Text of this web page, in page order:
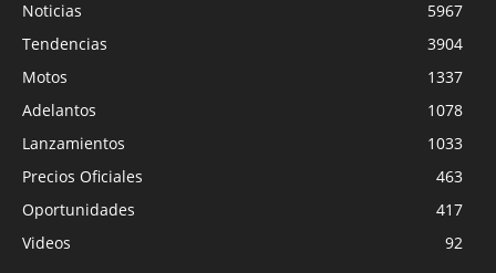
Noticias
5967
Tendencias
3904
Motos
1337
Adelantos
1078
Lanzamientos
1033
Precios Oficiales
463
Oportunidades
417
Videos
92